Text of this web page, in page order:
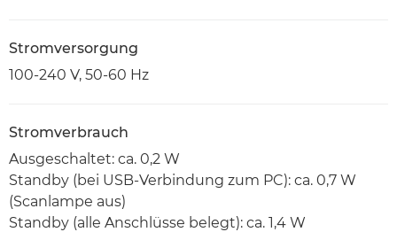
Stromversorgung
100-240 V, 50-60 Hz
Stromverbrauch
Ausgeschaltet: ca. 0,2 W
Standby (bei USB-Verbindung zum PC): ca. 0,7 W
(Scanlampe aus)
Standby (alle Anschlüsse belegt): ca. 1,4 W